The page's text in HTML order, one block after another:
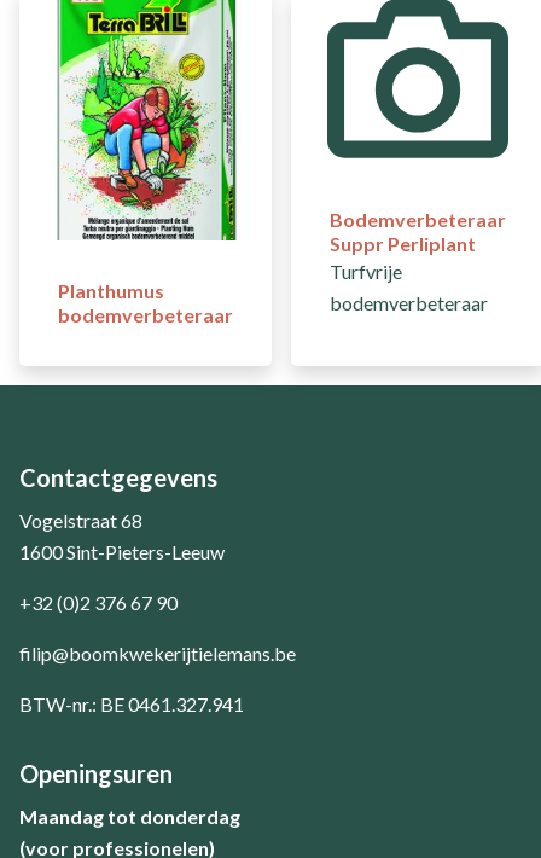
Planthumus
bodemverbeteraar
Bodemverbeteraar
Suppr Perliplant
Turfvrije
bodemverbeteraar
Contactgegevens
Vogelstraat 68
1600 Sint-Pieters-Leeuw
+32 (0)2 376 67 90
filip@boomkwekerijtielemans.be
BTW-nr.: BE 0461.327.941
Openingsuren
Maandag tot donderdag
(voor professionelen)